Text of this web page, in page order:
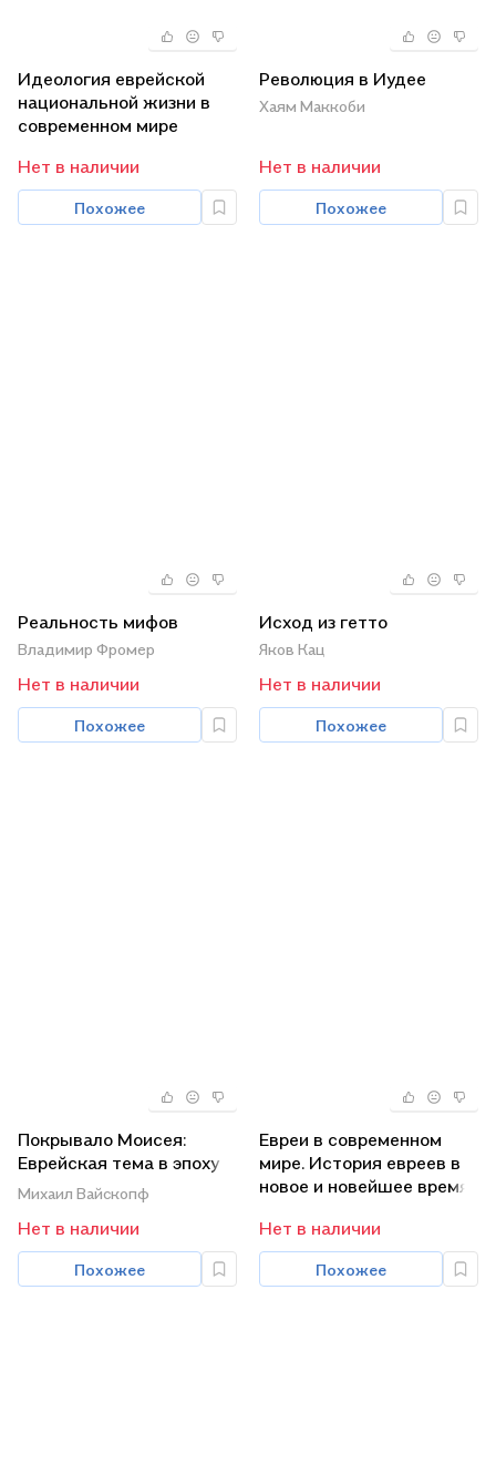
Идеология еврейской
национальной жизни в
современном мире
Нет в наличии
Похожее
Революция в Иудее
Хаям Маккоби
Нет в наличии
Похожее
Реальность мифов
Владимир Фромер
Нет в наличии
Похожее
Исход из гетто
Яков Кац
Нет в наличии
Похожее
Покрывало Моисея:
Еврейская тема в эпоху
романтизма
Михаил Вайскопф
Нет в наличии
Похожее
Евреи в современном
мире. История евреев в
новое и новейшее время.
Нет в наличии
Похожее